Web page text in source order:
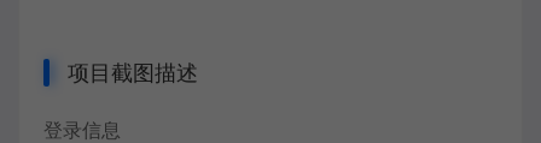
项目截图描述
登录信息